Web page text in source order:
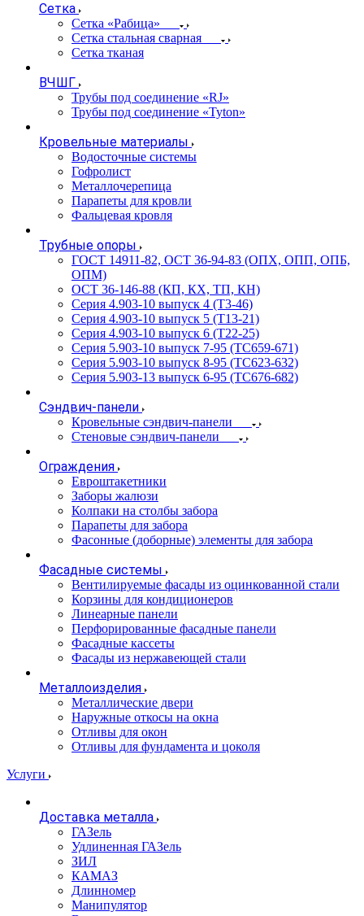
Сетка
Сетка «Рабица»
Сетка стальная сварная
Сетка тканая
ВЧШГ
Трубы под соединение «RJ»
Трубы под соединение «Tyton»
Кровельные материалы
Водосточные системы
Гофролист
Металлочерепица
Парапеты для кровли
Фальцевая кровля
Трубные опоры
ГОСТ 14911-82, ОСТ 36-94-83 (ОПХ, ОПП, ОПБ,
ОПМ)
ОСТ 36-146-88 (КП, КХ, ТП, КН)
Серия 4.903-10 выпуск 4 (Т3-46)
Серия 4.903-10 выпуск 5 (Т13-21)
Серия 4.903-10 выпуск 6 (Т22-25)
Серия 5.903-10 выпуск 7-95 (ТС659-671)
Серия 5.903-10 выпуск 8-95 (ТС623-632)
Серия 5.903-13 выпуск 6-95 (ТС676-682)
Сэндвич-панели
Кровельные сэндвич-панели
Стеновые сэндвич-панели
Ограждения
Евроштакетники
Заборы жалюзи
Колпаки на столбы забора
Парапеты для забора
Фасонные (доборные) элементы для забора
Фасадные системы
Вентилируемые фасады из оцинкованной стали
Корзины для кондиционеров
Линеарные панели
Перфорированные фасадные панели
Фасадные кассеты
Фасады из нержавеющей стали
Металлоизделия
Металлические двери
Наружные откосы на окна
Отливы для окон
Отливы для фундамента и цоколя
Услуги
Доставка металла
ГАЗель
Удлиненная ГАЗель
ЗИЛ
КАМАЗ
Длинномер
Манипулятор